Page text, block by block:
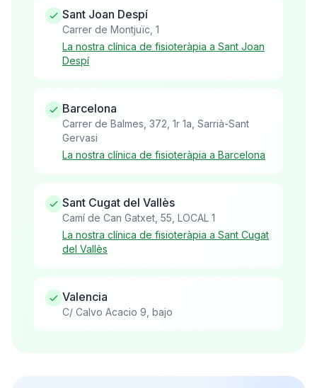
Sant Joan Despí
Carrer de Montjuïc, 1
La nostra clínica de fisioteràpia a Sant Joan
Despí
Barcelona
Carrer de Balmes, 372, 1r 1a, Sarrià-Sant
Gervasi
La nostra clínica de fisioteràpia a Barcelona
Sant Cugat del Vallès
Camí de Can Gatxet, 55, LOCAL 1
La nostra clínica de fisioteràpia a Sant Cugat
del Vallès
Valencia
C/ Calvo Acacio 9, bajo